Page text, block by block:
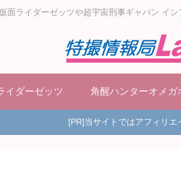
面ライダーゼッツや超宇宙刑事ギャバン イ
イダーゼッツ 角醒ハンターオメガ
[PR]当サイトではアフィリ